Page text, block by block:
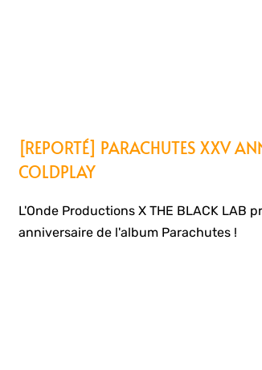
[REPORTÉ] PARACHUTES XXV
COLDPLAY
L'Onde Productions X THE BLACK LAB
anniversaire de l'album Parachutes !